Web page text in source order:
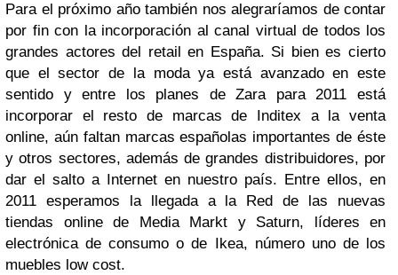
Para el próximo año también nos alegraríamos de contar
por fin con la incorporación al canal virtual de todos los
grandes actores del retail en España. Si bien es cierto
que el sector de la moda ya está avanzado en este
sentido y entre los planes de Zara para 2011 está
incorporar el resto de marcas de Inditex a la venta
online, aún faltan marcas españolas importantes de éste
y otros sectores, además de grandes distribuidores, por
dar el salto a Internet en nuestro país. Entre ellos, en
2011 esperamos la llegada a la Red de las nuevas
tiendas online de Media Markt y Saturn, líderes en
electrónica de consumo o de Ikea, número uno de los
muebles low cost.